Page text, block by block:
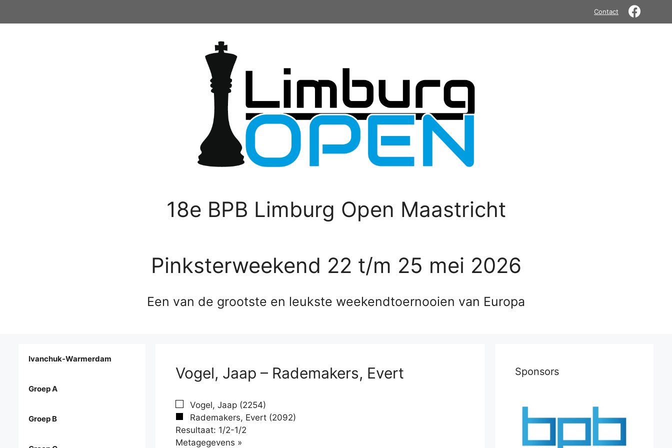
Contact
18e BPB Limburg Open Maastricht
Pinksterweekend 22 t/m 25 mei 2026
Een van de grootste en leukste weekendtoernooien van Europa
Vogel, Jaap – Rademakers, Evert
Vogel, Jaap (2254)
Rademakers, Evert (2092)
Resultaat: 1/2-1/2
Metagegevens »
Ivanchuk-Warmerdam
Groep A
Groep B
Sponsors